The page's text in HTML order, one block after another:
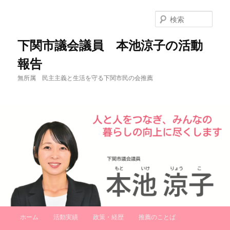
下関市議会議員 本池涼子の活動
報告
無所属 民主主義と生活を守る下関市民の会推薦
索
メ
サ
ホーム 活動実績 政策・経歴 推薦のことば